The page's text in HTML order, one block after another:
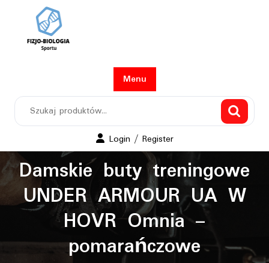
content
Menu
Login / RegisterLogin
/
Register
Damskie buty treningowe
UNDER ARMOUR UA W
HOVR Omnia –
pomarańczowe